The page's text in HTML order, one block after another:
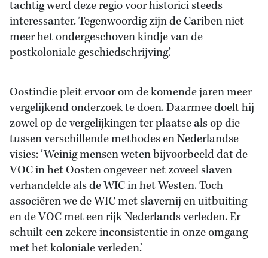
tachtig werd deze regio voor historici steeds
interessanter. Tegenwoordig zijn de Cariben niet
meer het ondergeschoven kindje van de
postkoloniale geschiedschrijving.’
Oostindie pleit ervoor om de komende jaren meer
vergelijkend onderzoek te doen. Daarmee doelt hij
zowel op de vergelijkingen ter plaatse als op die
tussen verschillende methodes en Nederlandse
visies: ‘Weinig mensen weten bijvoorbeeld dat de
VOC in het Oosten ongeveer net zoveel slaven
verhandelde als de WIC in het Westen. Toch
associëren we de WIC met slavernij en uitbuiting
en de VOC met een rijk Nederlands verleden. Er
schuilt een zekere inconsistentie in onze omgang
met het koloniale verleden.’